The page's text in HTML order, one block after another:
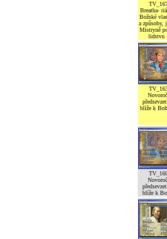
Breatha-
Božské
a způsoby,
Mistryně
lidstvu
blíže k
blíže k